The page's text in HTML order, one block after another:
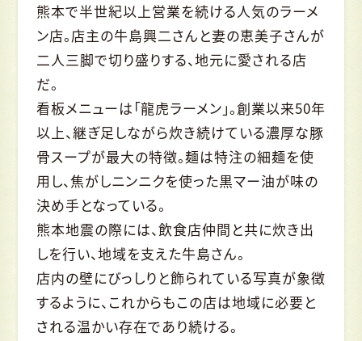
熊本で半世紀以上営業を続ける人気のラーメ
ン店。店主の牛島興二さんと妻の恵美子さんが
二人三脚で切り盛りする、地元に愛される店
だ。
看板メニューは「龍虎ラーメン」。創業以来50年
以上、継ぎ足しながら炊き続けている濃厚な豚
骨スープが最大の特徴。麺は特注の細麺を使
用し、焦がしニンニクを使った黒マー油が味の
決め手となっている。
熊本地震の際には、飲食店仲間と共に炊き出
しを行い、地域を支えた牛島さん。
店内の壁にびっしりと飾られている写真が象徴
するように、これからもこの店は地域に必要と
される温かい存在であり続ける。